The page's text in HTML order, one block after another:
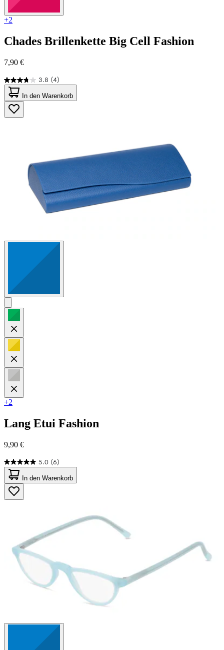
+2
Chades Brillenkette Big Cell Fashion
7,90 €
3.8 (4)
3.8
von
5
Sternen.
4
In den Warenkorb
+2
Lang Etui Fashion
9,90 €
5.0 (6)
5.0
von
5
Sternen.
6
In den Warenkorb